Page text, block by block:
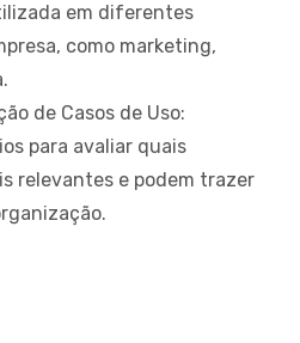
em diferentes
como marketing,
de Casos de Uso:
para avaliar quais
relevantes e podem trazer